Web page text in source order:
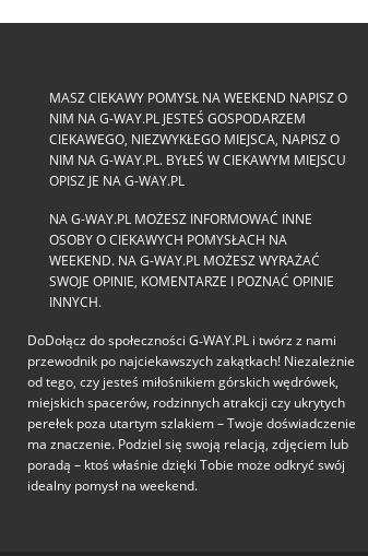
MASZ CIEKAWY POMYSŁ NA WEEKEND NAPISZ O
NIM NA G-WAY.PL JESTEŚ GOSPODARZEM
CIEKAWEGO, NIEZWYKŁEGO MIEJSCA, NAPISZ O
NIM NA G-WAY.PL. BYŁEŚ W CIEKAWYM MIEJSCU
OPISZ JE NA G-WAY.PL
NA G-WAY.PL MOŻESZ INFORMOWAĆ INNE
OSOBY O CIEKAWYCH POMYSŁACH NA
WEEKEND. NA G-WAY.PL MOŻESZ WYRAŻAĆ
SWOJE OPINIE, KOMENTARZE I POZNAĆ OPINIE
INNYCH.
DoDołącz do społeczności G‑WAY.PL i twórz z nami
przewodnik po najciekawszych zakątkach! Niezależnie
od tego, czy jesteś miłośnikiem górskich wędrówek,
miejskich spacerów, rodzinnych atrakcji czy ukrytych
perełek poza utartym szlakiem – Twoje doświadczenie
ma znaczenie. Podziel się swoją relacją, zdjęciem lub
poradą – ktoś właśnie dzięki Tobie może odkryć swój
idealny pomysł na weekend.